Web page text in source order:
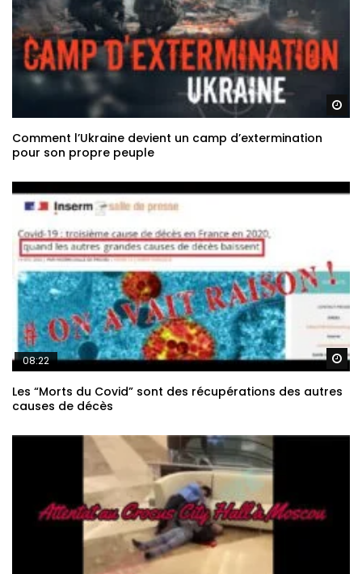
Comment l’Ukraine devient un camp d’extermination
pour son propre peuple
08:22
Les “Morts du Covid” sont des récupérations des autres
causes de décès